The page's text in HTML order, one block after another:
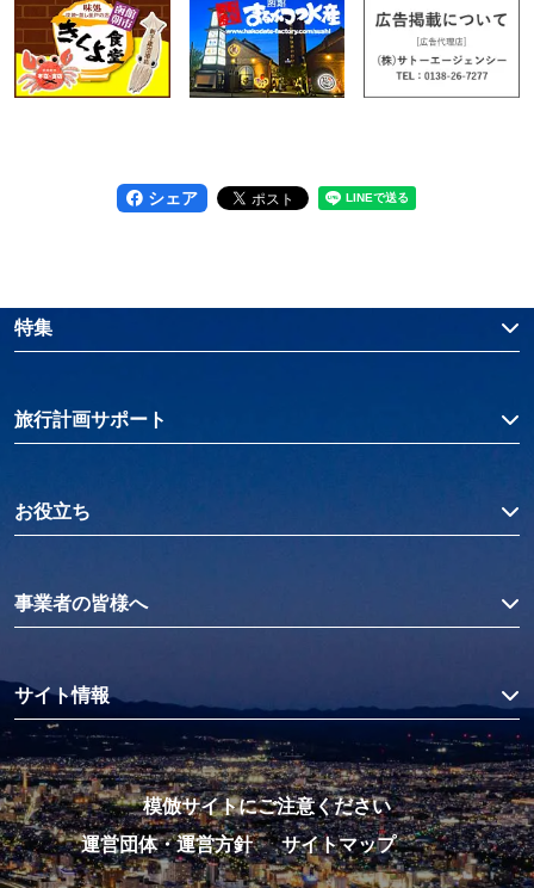
シェア
特集
旅行計画サポート
お役立ち
事業者の皆様へ
サイト情報
模倣サイトにご注意ください
運営団体・運営方針
サイトマップ